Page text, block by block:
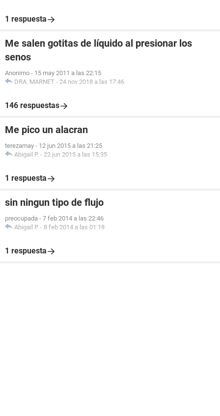
1 respuesta
Me salen gotitas de líquido al presionar los
senos
Anonimo - 15 may 2011 a las 22:15
DRA. MARNET - 24 nov 2018 a las 17:46
146 respuestas
Me pico un alacran
terezamay - 12 jun 2015 a las 21:25
Abigail P. - 22 jun 2015 a las 15:35
1 respuesta
sin ningun tipo de flujo
preocupada - 7 feb 2014 a las 22:46
Abigail P. - 8 feb 2014 a las 01:18
1 respuesta